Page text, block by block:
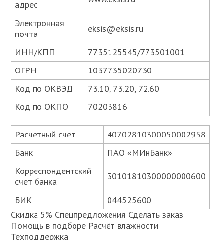
адрес
Электронная
почта
eksis@eksis.ru
ИНН/КПП
7735125545/773501001
ОГРН
1037735020730
Код по ОКВЭД
73.10, 73.20, 72.60
Код по ОКПО
70203816
Расчетный счет
40702810300050002958
Банк
ПАО «МИнБанк»
Корреспондентский
счет банка
30101810300000000600
БИК
044525600
Скидка 5% Спецпредложения Сделать заказ
Помощь в подборе Расчёт влажности
Техподдержка